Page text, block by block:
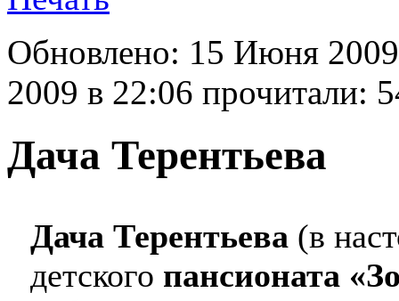
Обновлено: 15 Июня
2009 в 22:06 прочитали:
Дача Терентьева
Дача Терентьева (в
детского пансионата